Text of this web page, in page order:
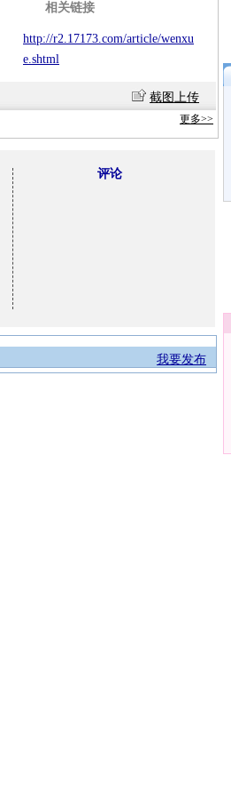
相关链接
http://r2.17173.com/article/wenxu
e.shtml
截图上传
更多>>
评论
我要发布